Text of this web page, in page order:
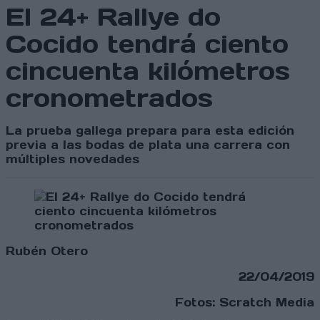
El 24+ Rallye do
Cocido tendrá ciento
cincuenta kilómetros
cronometrados
La prueba gallega prepara para esta edición
previa a las bodas de plata una carrera con
múltiples novedades
Rubén Otero
22/04/2019
Fotos: Scratch Media